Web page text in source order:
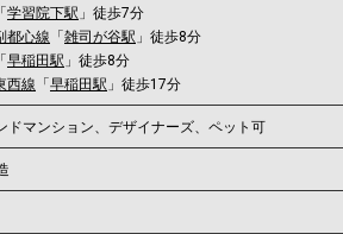
「 学習院下駅 」徒歩7分
都心線 「 雑司が谷駅 」徒歩8分
「 早稲田駅 」徒歩8分
西線 「 早稲田駅 」徒歩17分
ドマンション、デザイナーズ、ペット可